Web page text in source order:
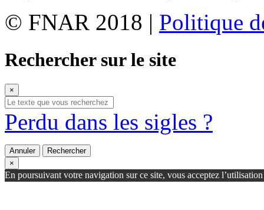
© FNAR 2018 | Politique
Rechercher sur le site
×
Perdu dans les sigles ?
Annuler
Rechercher
×
En poursuivant votre navigation sur ce site, vous acceptez